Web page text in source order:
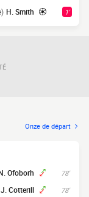
1'
H. Smith
Onze de départ
78'
Ofoborh
78'
J. Cotterill